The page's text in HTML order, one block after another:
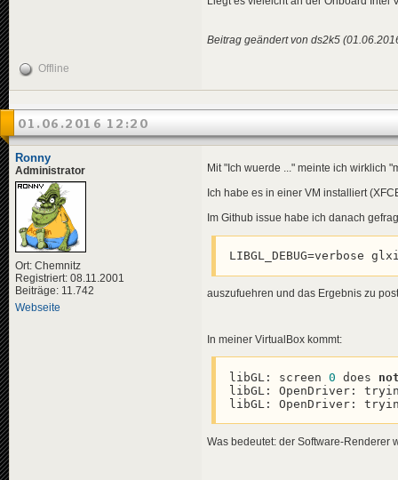
Beitrag geändert von ds2k5
Offline
01.06.2016 12:20
Ronny
Administrator
Ort: Chemnitz
Registriert: 08.11.2001
Beiträge: 11.742
Webseite
Mit "Ich wuerde ..." meinte ich wirklich
Ich habe es in einer VM installiert
Im Github issue habe ich danach
LIBGL_DEBUG=verbose
auszufuehren und das Ergebnis zu
In meiner VirtualBox kommt:
libGL: screen 0 does
libGL: OpenDriver:
libGL: OpenDriver:
Was bedeutet: der Software-Renderer